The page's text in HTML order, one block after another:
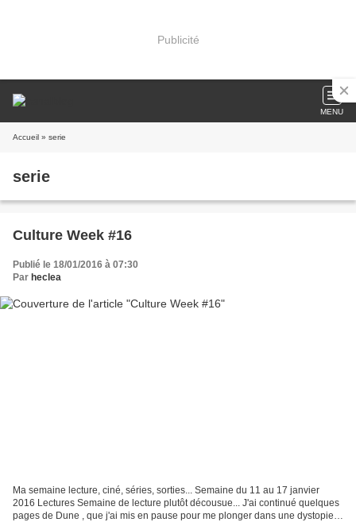
Publicité
MENU
Accueil » serie
serie
Culture Week #16
Publié le 18/01/2016 à 07:30
Par heclea
Ma semaine lecture, ciné, séries, sorties... Semaine du 11 au 17 janvier
2016 Lectures Semaine de lecture plutôt décousue... J'ai continué quelques
pages de Dune , que j'ai mis en pause pour me plonger dans une dystopie